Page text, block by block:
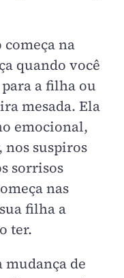
na
quando você
a filha ou
mesada. Ela
emocional,
nos suspiros
sorrisos
nas
filha a
ter.
mudança de